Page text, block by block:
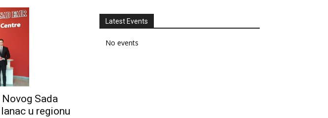
Sada
u regionu
Latest Events
No events